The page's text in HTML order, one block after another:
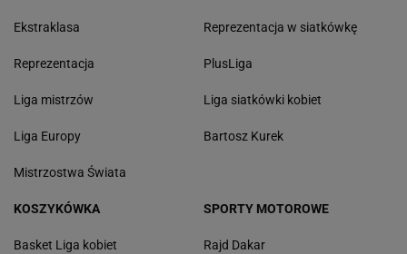
Ekstraklasa
Reprezentacja
Liga mistrzów
Liga Europy
Mistrzostwa Świata
Reprezentacja w siatkówkę
PlusLiga
Liga siatkówki kobiet
Bartosz Kurek
KOSZYKÓWKA
Basket Liga kobiet
SPORTY MOTOROWE
Rajd Dakar